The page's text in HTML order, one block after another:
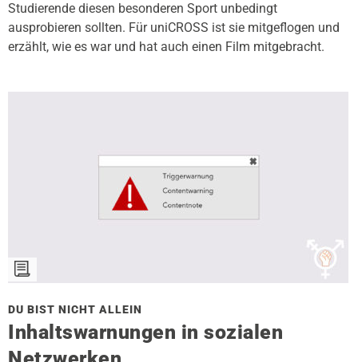
Studierende diesen besonderen Sport unbedingt
ausprobieren sollten. Für uniCROSS ist sie mitgeflogen und
erzählt, wie es war und hat auch einen Film mitgebracht.
DU BIST NICHT ALLEIN
Inhaltswarnungen in sozialen